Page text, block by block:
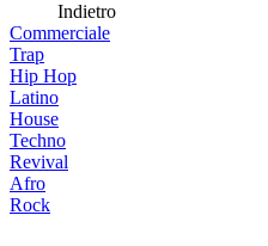
Indietro
Commerciale
Trap
Hip Hop
Latino
House
Techno
Revival
Afro
Rock